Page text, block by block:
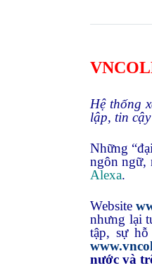
Hệ thống
lập, tin
Những
ngôn ngữ,
Alexa.
Website
nhưng lại
tập, sự
nước và